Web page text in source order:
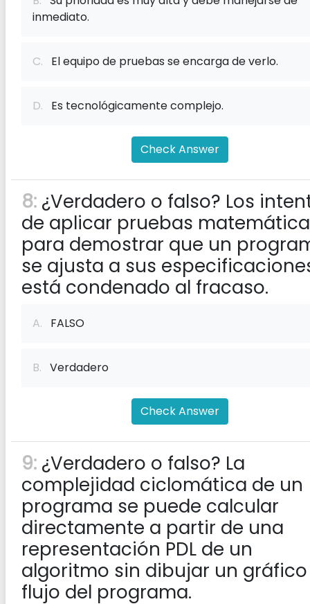
inmediato.
C. El equipo de pruebas se encarga de verlo.
D. Es tecnológicamente complejo.
Check Answer
8: ¿Verdadero o falso? Los
de aplicar pruebas
para demostrar que un
se ajusta a sus
está condenado al fracaso.
A. FALSO
B. Verdadero
Check Answer
9: ¿Verdadero o falso? La
complejidad ciclomática de un
programa se puede calcular
directamente a partir de una
representación PDL de un
algoritmo sin dibujar un
flujo del programa.